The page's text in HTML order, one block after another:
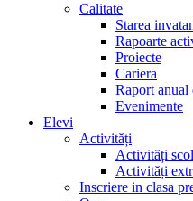
Calitate
Starea
Rapoarte
Proiecte
Cariera
Raport
Evenimente
Elevi
Activități
Activități
Activități
Inscriere in clasa